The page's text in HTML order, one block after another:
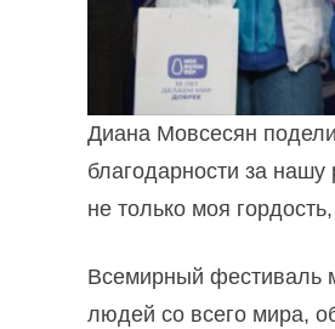
Диана Мовсесян
благодарности за
не только моя
Всемирный фестиваль
людей со всего мира,